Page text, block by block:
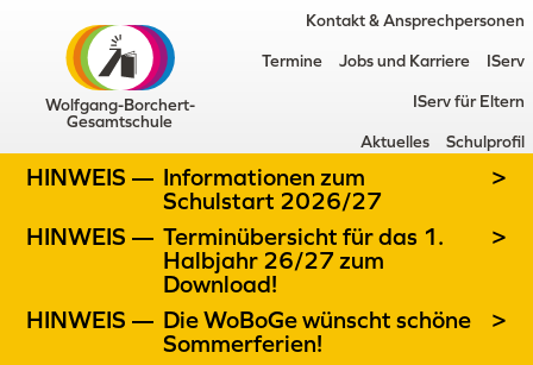
Wolfgang-Borchert-
Gesamtschule
Kontakt & Ansprechpersonen
Termine Jobs und Karriere IServ
IServ für Eltern
Aktuelles Schulprofil
HINWEIS — Informationen zum
Schulstart 2026/27
>
HINWEIS — Terminübersicht für das 1.
Halbjahr 26/27 zum
Download!
>
HINWEIS — Die WoBoGe wünscht schöne
Sommerferien!
>